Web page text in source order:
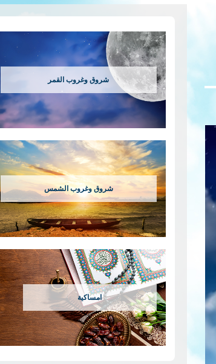
شروق وغروب القمر
شروق وغروب الشمس
امساكية